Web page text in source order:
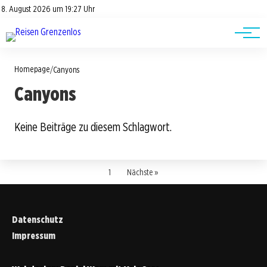
8. August 2026 um 19:27 Uhr
Datenschutz
Road Trips
Reisetipps
Homepage/Canyons
Canyons
Keine Beiträge zu diesem Schlagwort.
1 Nächste »
Datenschutz
Impressum